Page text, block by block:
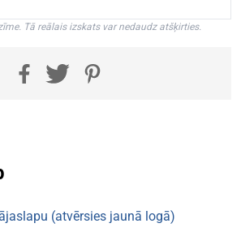
Tā reālais izskats var nedaudz atšķirties.
(atvērsies jaunā logā)